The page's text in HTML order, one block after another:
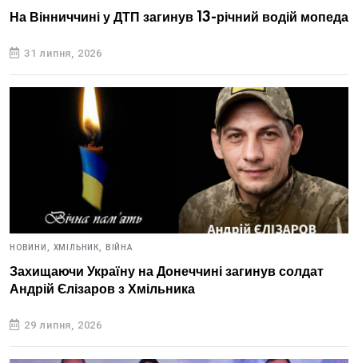
На Вінниччині у ДТП загинув 13-річний водій мопеда
31 липня, 2026
НОВИНИ, ХМІЛЬНИК, ВІЙНА
Захищаючи Україну на Донеччині загинув солдат
Андрій Єлізаров з Хмільника
29 липня, 2026